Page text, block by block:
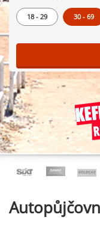
18 - 29 30 - 69